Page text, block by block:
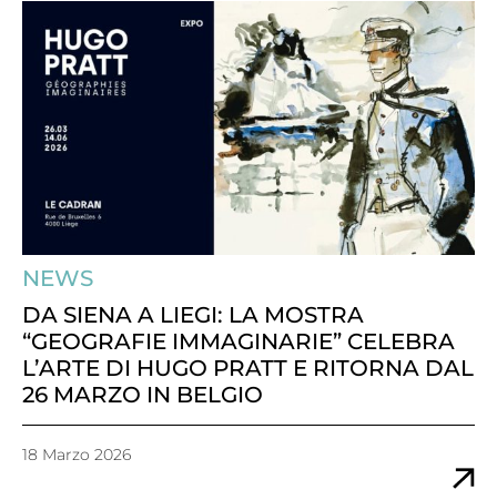
NEWS
DA SIENA A LIEGI: LA MOSTRA
“GEOGRAFIE IMMAGINARIE” CELEBRA
L’ARTE DI HUGO PRATT E RITORNA DAL
26 MARZO IN BELGIO
18 Marzo 2026